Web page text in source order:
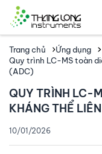
Trang chủ
Ứng dụng
Quy trình LC-MS toàn
(ADC)
QUY TRÌNH LC-
KHÁNG THỂ
10/01/2026